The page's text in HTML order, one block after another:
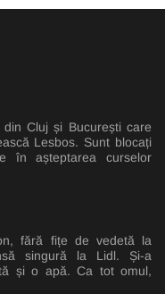
Cluj și București care
Lesbos. Sunt blocați
în așteptarea curselor
fără fițe de vedetă la
singură la Lidl. Și-a
și o apă. Ca tot omul,